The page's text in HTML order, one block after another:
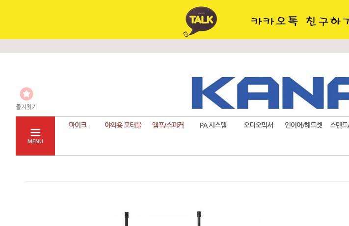
즐겨찾기
MENU
마이크 야외용 포터블 앰프/스피커 PA 시스템 오디오믹서 인이어/헤드셋 스탠